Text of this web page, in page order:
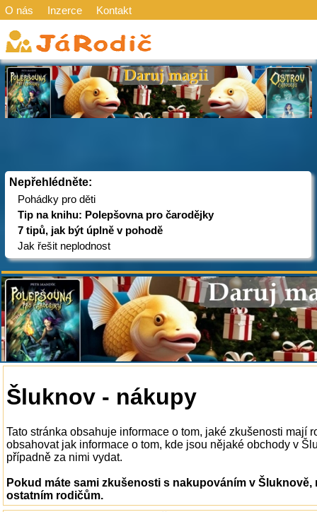
O nás Inzerce Kontakt
Nepřehlédněte:
Pohádky pro děti
Tip na knihu: Polepšovna pro čarodějky
7 tipů, jak být úplně v pohodě
Jak řešit neplodnost
Šluknov - nákupy
Tato stránka obsahuje informace o tom, jaké zkušenosti mají
obsahovat jak informace o tom, kde jsou nějaké obchody v
případně za nimi vydat.
Pokud máte sami zkušenosti s nakupováním v
ostatním rodičům.